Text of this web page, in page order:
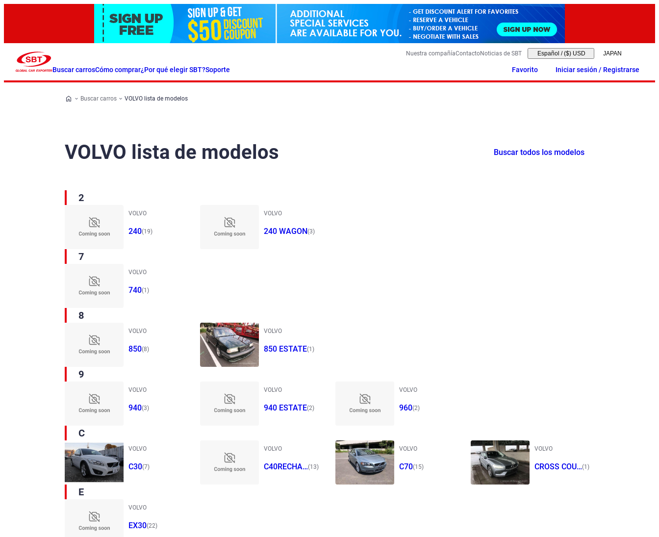
Buscar carrosCómo comprar¿Por qué elegir SBT?Soporte
Nuestra compañíaContactoNoticias de SBT Español / ($) USD
Favorito Iniciar sesión / Registrarse
Buscar carros VOLVO lista de modelos
VOLVO lista de modelos Buscar todos los modelos
2
VOLVO
240(19)
VOLVO
240 WAGON(3)
7
VOLVO
740(1)
8
VOLVO
850(8)
VOLVO
850 ESTATE(1)
9
VOLVO
940(3)
VOLVO
940 ESTATE(2)
VOLVO
960(2)
C
VOLVO
C30(7)
VOLVO
C40RECHAR(13)
VOLVO
C70(15)
VOLVO
CROSS COUN(1)
E
VOLVO
EX30(22)